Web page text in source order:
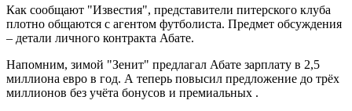
Как сообщают "Известия", представители питерского клуба
плотно общаются с агентом футболиста. Предмет обсуждения
– детали личного контракта Абате.
Напомним, зимой "Зенит" предлагал Абате зарплату в 2,5
миллиона евро в год. А теперь повысил предложение до трёх
миллионов без учёта бонусов и премиальных .